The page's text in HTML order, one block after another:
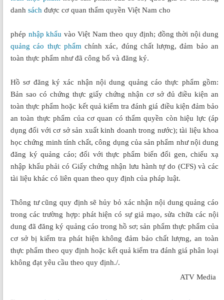
danh sách được cơ quan thẩm quyền Việt Nam cho
phép nhập khẩu vào Việt Nam theo quy định; đồng thời nội dung
quảng cáo thực phẩm chính xác, đúng chất lượng, đảm bảo an
toàn thực phẩm như đã công bố và đăng ký.
Hồ sơ đăng ký xác nhận nội dung quảng cáo thực phẩm gồm:
Bản sao có chứng thực giấy chứng nhận cơ sở đủ điều kiện an
toàn thực phẩm hoặc kết quả kiểm tra đánh giá điều kiện đảm bảo
an toàn thực phẩm của cơ quan có thẩm quyền còn hiệu lực (áp
dụng đối với cơ sở sản xuất kinh doanh trong nước); tài liệu khoa
học chứng minh tính chất, công dụng của sản phẩm như nội dung
đăng ký quảng cáo; đối với thực phẩm biến đổi gen, chiếu xạ
nhập khẩu phải có Giấy chứng nhận lưu hành tự do (CFS) và các
tài liệu khác có liên quan theo quy định của pháp luật.
Thông tư cũng quy định sẽ hủy bỏ xác nhận nội dung quảng cáo
trong các trường hợp: phát hiện có sự giả mạo, sửa chữa các nội
dung đã đăng ký quảng cáo trong hồ sơ; sản phẩm thực phẩm của
cơ sở bị kiểm tra phát hiện không đảm bảo chất lượng, an toàn
thực phẩm theo quy định hoặc kết quả kiểm tra đánh giá phân loại
không đạt yêu cầu theo quy định./.
ATV Media